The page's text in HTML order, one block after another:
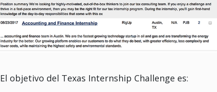
El objetivo del Texas Internship Challenge es: